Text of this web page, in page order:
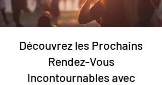
Découvrez les Prochains
Rendez-Vous
Incontournables avec